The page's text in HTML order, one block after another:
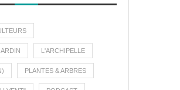
L'ARCHIPELLE
PLANTES & ARBRES